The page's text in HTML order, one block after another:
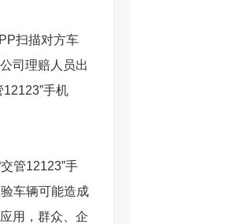
扫描对方车
司理赔人员出
手机
管12123”手
车辆可能造成
用，群众、企